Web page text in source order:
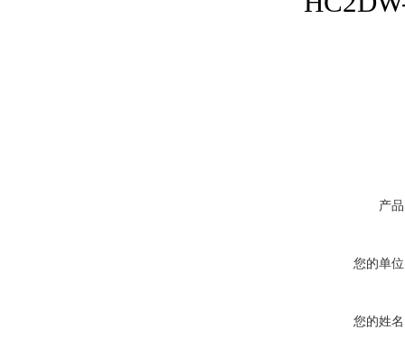
产
您的单
您的姓